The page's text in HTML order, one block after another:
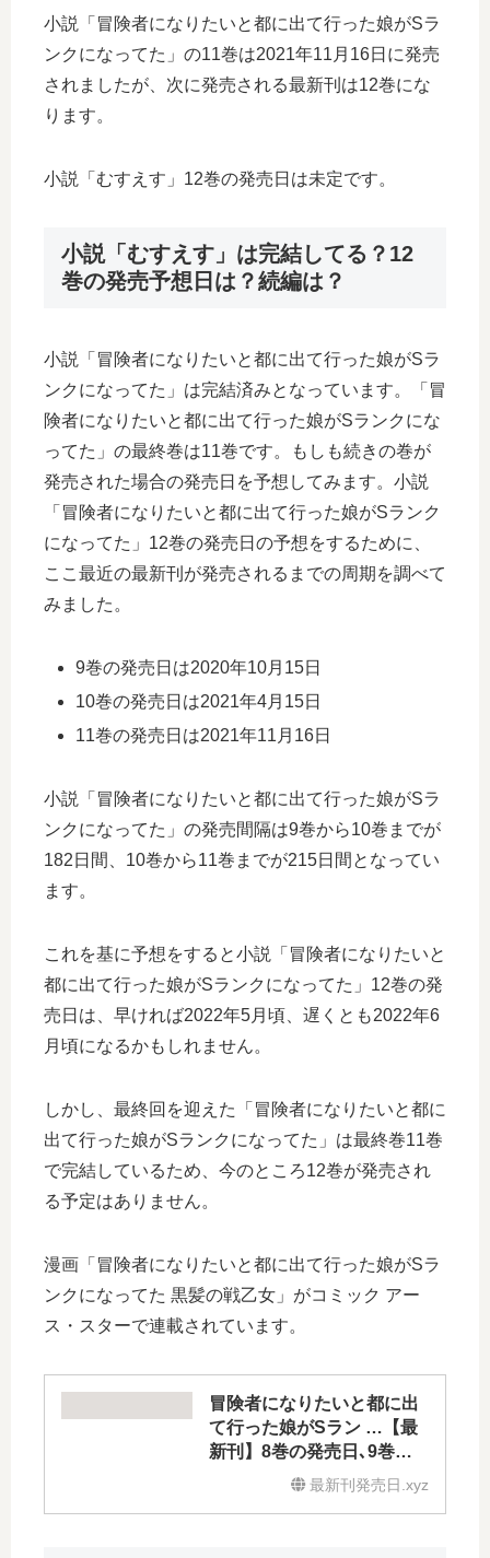
小説「冒険者になりたいと都に出て行った娘がSラ
ンクになってた」の11巻は2021年11月16日に発売
されましたが、次に発売される最新刊は12巻にな
ります。
小説「むすえす」12巻の発売日は未定です。
小説「むすえす」は完結してる？12
巻の発売予想日は？続編は？
小説「冒険者になりたいと都に出て行った娘がSラ
ンクになってた」は完結済みとなっています。「冒
険者になりたいと都に出て行った娘がSランクにな
ってた」の最終巻は11巻です。もしも続きの巻が
発売された場合の発売日を予想してみます。小説
「冒険者になりたいと都に出て行った娘がSランク
になってた」12巻の発売日の予想をするために、
ここ最近の最新刊が発売されるまでの周期を調べて
みました。
9巻の発売日は2020年10月15日
10巻の発売日は2021年4月15日
11巻の発売日は2021年11月16日
小説「冒険者になりたいと都に出て行った娘がSラ
ンクになってた」の発売間隔は9巻から10巻までが
182日間、10巻から11巻までが215日間となってい
ます。
これを基に予想をすると小説「冒険者になりたいと
都に出て行った娘がSランクになってた」12巻の発
売日は、早ければ2022年5月頃、遅くとも2022年6
月頃になるかもしれません。
しかし、最終回を迎えた「冒険者になりたいと都に
出て行った娘がSランクになってた」は最終巻11巻
で完結しているため、今のところ12巻が発売され
る予定はありません。
漫画「冒険者になりたいと都に出て行った娘がSラ
ンクになってた 黒髪の戦乙女」がコミック アー
ス・スターで連載されています。
冒険者になりたいと都に出
て行った娘がSラン …【最
新刊】8巻の発売日､9巻の
発売日はいつ？完結した？
最新刊発売日.xyz